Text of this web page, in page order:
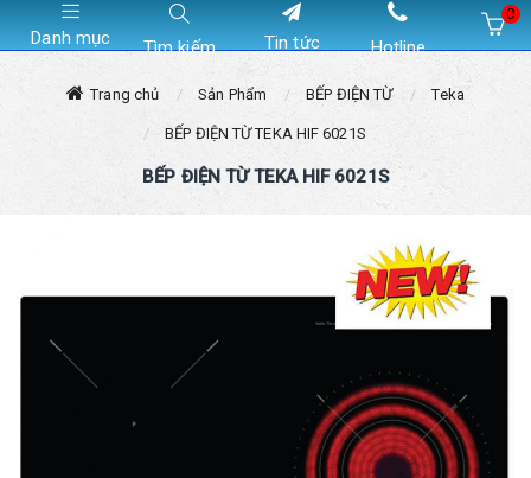
Danh mục Tìm kiếm Tin tức Hotline
0
Trang chủ Sản Phẩm BẾP ĐIỆN TỪ Teka
BẾP ĐIỆN TỪ TEKA HIF 6021S
BẾP ĐIỆN TỪ TEKA HIF 6021S